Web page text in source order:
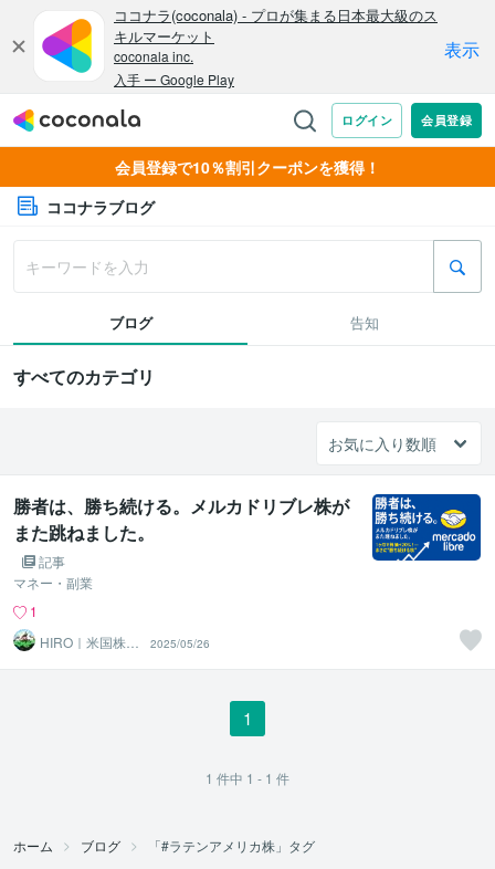
会員登録で10％割引クーポンを獲得！
ココナラブログ
ブログ 告知
すべてのカテゴリ
勝者は、勝ち続ける。メルカドリブレ株が
また跳ねました。
記事
マネー・副業
1
HIRO｜米国株×
兼業トレーダー
2025/05/26
1
1 件中 1 - 1 件
ホーム ブログ 「#ラテンアメリカ株」タグ